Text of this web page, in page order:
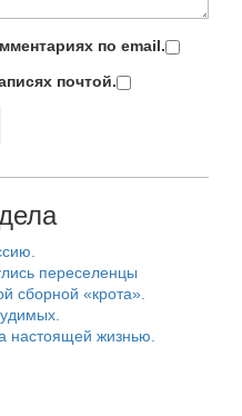
по email.
почтой.
переселенцы
сборной «крота».
настоящей жизнью.